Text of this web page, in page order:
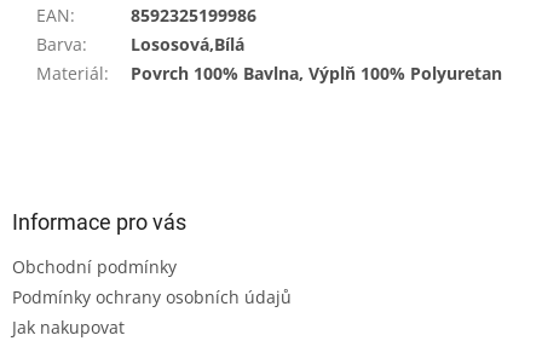
EAN:
8592325199986
Barva:
Lososová,Bílá
Materiál: Povrch 100% Bavlna, Výplň 100% Polyuretan
Informace pro vás
Obchodní podmínky
Podmínky ochrany osobních údajů
Jak nakupovat